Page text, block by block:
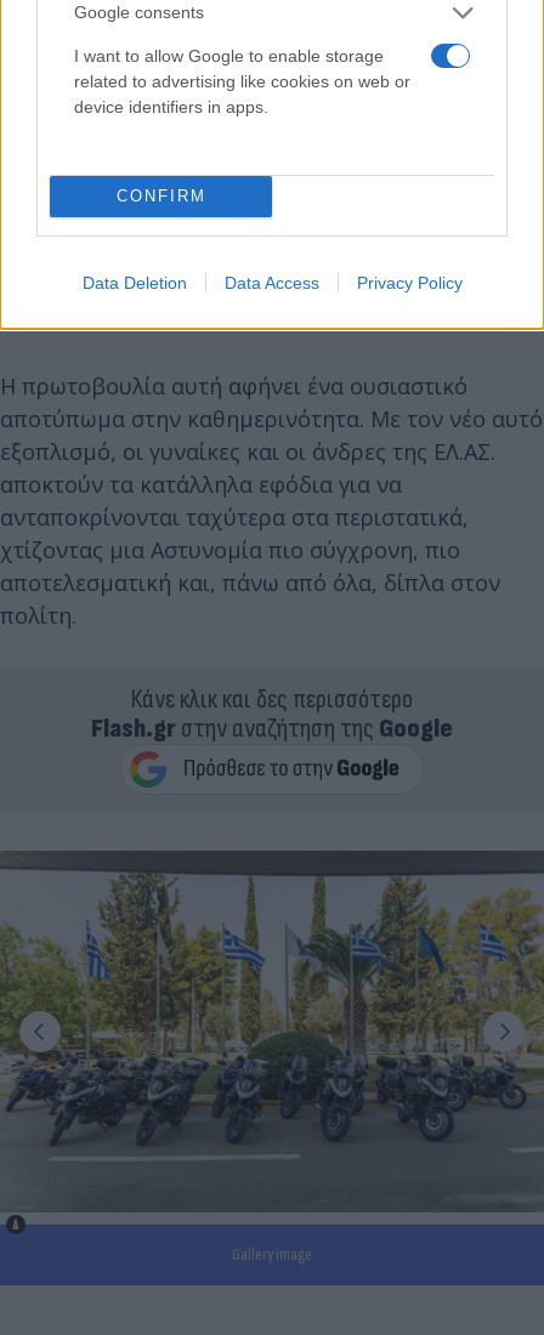
Google consents
I want to allow Google to enable storage
related to advertising like cookies on web or
device identifiers in apps.
CONFIRM
Data Deletion Data Access Privacy Policy
Η πρωτοβουλία αυτή αφήνει ένα ουσιαστικό
αποτύπωμα στην καθημερινότητα. Με τον νέο αυτό
εξοπλισμό, οι γυναίκες και οι άνδρες της ΕΛ.ΑΣ.
αποκτούν τα κατάλληλα εφόδια για να
ανταποκρίνονται ταχύτερα στα περιστατικά,
χτίζοντας μια Αστυνομία πιο σύγχρονη, πιο
αποτελεσματική και, πάνω από όλα, δίπλα στον
πολίτη.
Κάνε κλικ και δες περισσότερο
Flash.grστην αναζήτηση της Google
Gallery image